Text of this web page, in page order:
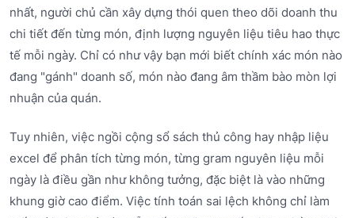
nhất, người chủ cần xây dựng thói quen theo dõi doanh thu
chi tiết đến từng món, định lượng nguyên liệu tiêu hao thực
tế mỗi ngày. Chỉ có như vậy bạn mới biết chính xác món nào
đang "gánh" doanh số, món nào đang âm thầm bào mòn lợi
nhuận của quán.
Tuy nhiên, việc ngồi cộng sổ sách thủ công hay nhập liệu
excel để phân tích từng món, từng gram nguyên liệu mỗi
ngày là điều gần như không tưởng, đặc biệt là vào những
khung giờ cao điểm. Việc tính toán sai lệch không chỉ làm